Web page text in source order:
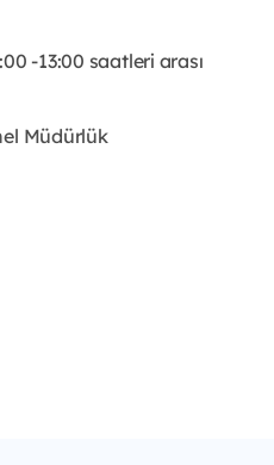
-13:00 saatleri arası
Müdürlük